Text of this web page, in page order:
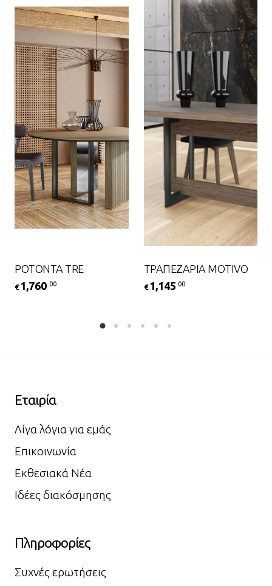
ΡΟΤΟΝΤΑ TRE
€ 1,760 .00
ΤΡΑΠΕΖΑΡΙΑ MOTIVO
€ 1,145 .00
Εταιρία
Λίγα λόγια για εμάς
Επικοινωνία
Εκθεσιακά Νέα
Ιδέες διακόσμησης
Πληροφορίες
Συχνές ερωτήσεις